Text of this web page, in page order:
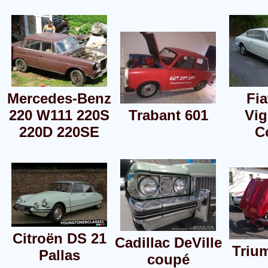
Mercedes-Benz
220 W111 220S
220D 220SE
Trabant 601
Citroën DS 21
Pallas
Cadillac DeVille
coupé